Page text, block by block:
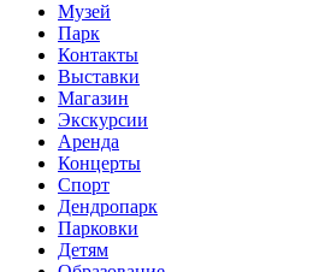
Музей
Парк
Контакты
Выставки
Магазин
Экскурсии
Аренда
Концерты
Спорт
Дендропарк
Парковки
Детям